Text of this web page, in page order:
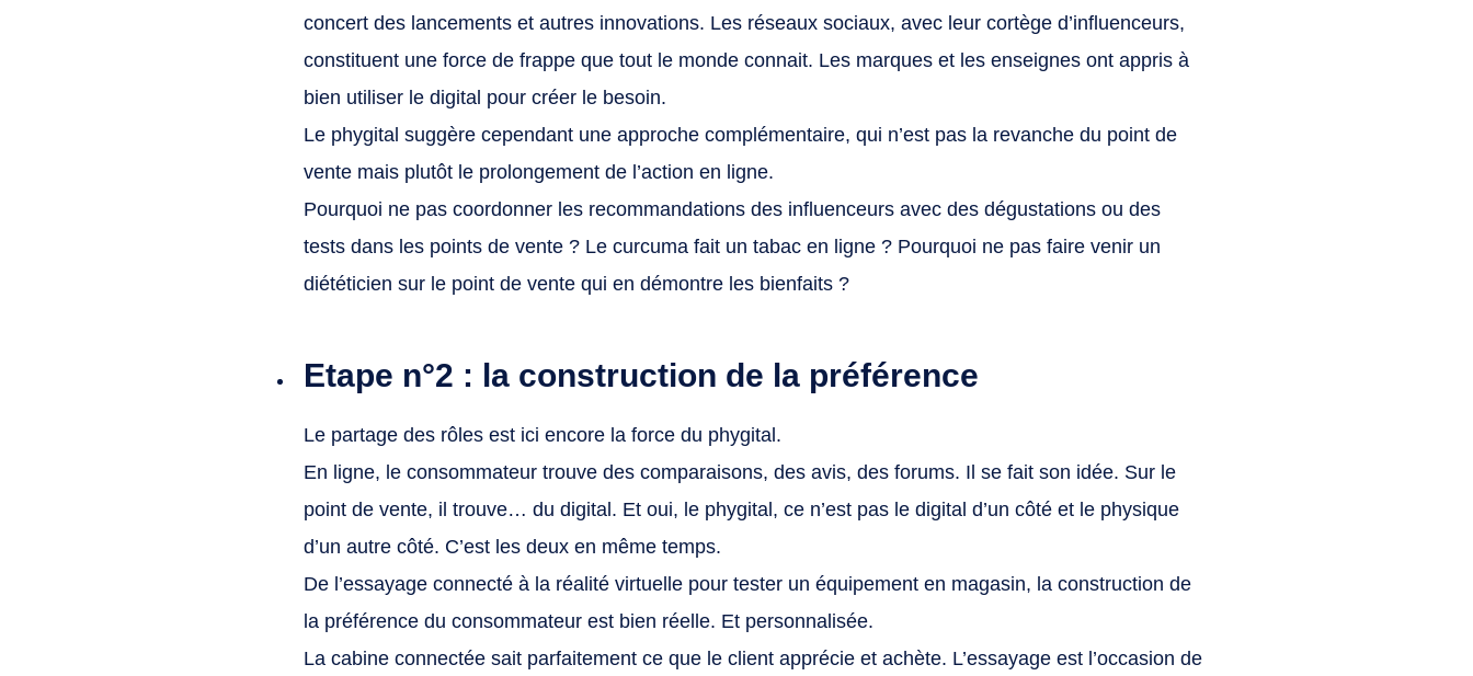
concert des lancements et autres innovations. Les réseaux sociaux, avec leur cortège d’influenceurs,
constituent une force de frappe que tout le monde connait. Les marques et les enseignes ont appris à
bien utiliser le digital pour créer le besoin.
Le phygital suggère cependant une approche complémentaire, qui n’est pas la revanche du point de
vente mais plutôt le prolongement de l’action en ligne.
Pourquoi ne pas coordonner les recommandations des influenceurs avec des dégustations ou des
tests dans les points de vente ? Le curcuma fait un tabac en ligne ? Pourquoi ne pas faire venir un
diététicien sur le point de vente qui en démontre les bienfaits ?
Etape n°2 : la construction de la préférence
Le partage des rôles est ici encore la force du phygital.
En ligne, le consommateur trouve des comparaisons, des avis, des forums. Il se fait son idée. Sur le
point de vente, il trouve… du digital. Et oui, le phygital, ce n’est pas le digital d’un côté et le physique
d’un autre côté. C’est les deux en même temps.
De l’essayage connecté à la réalité virtuelle pour tester un équipement en magasin, la construction de
la préférence du consommateur est bien réelle. Et personnalisée.
La cabine connectée sait parfaitement ce que le client apprécie et achète. L’essayage est l’occasion de